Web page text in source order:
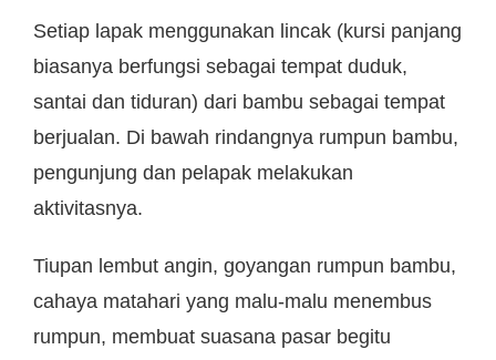
Setiap lapak menggunakan lincak (kursi panjang
biasanya berfungsi sebagai tempat duduk,
santai dan tiduran) dari bambu sebagai tempat
berjualan. Di bawah rindangnya rumpun bambu,
pengunjung dan pelapak melakukan
aktivitasnya.
Tiupan lembut angin, goyangan rumpun bambu,
cahaya matahari yang malu-malu menembus
rumpun, membuat suasana pasar begitu